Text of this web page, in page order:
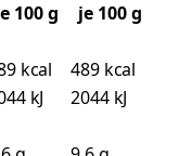
100g
je 100 g
kcal
489 kcal
kJ
2044 kJ